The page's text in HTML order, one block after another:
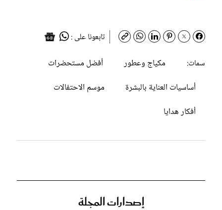
تابعونا على :
سمات:
مكياج وعطور
أفضل مستحضرات
أساسيات العناية بالبشرة
موسم الاحتفالات
أفكار هدايا
إصدارات المجلة